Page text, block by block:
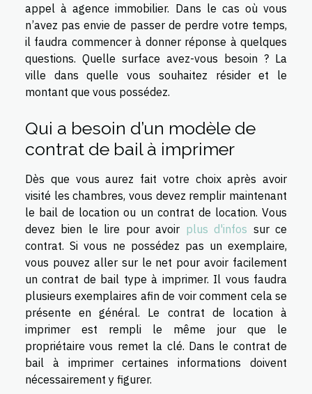
appel à agence immobilier. Dans le cas où vous
n’avez pas envie de passer de perdre votre temps,
il faudra commencer à donner réponse à quelques
questions. Quelle surface avez-vous besoin ? La
ville dans quelle vous souhaitez résider et le
montant que vous possédez.
Qui a besoin d’un modèle de
contrat de bail à imprimer
Dès que vous aurez fait votre choix après avoir
visité les chambres, vous devez remplir maintenant
le bail de location ou un contrat de location. Vous
devez bien le lire pour avoir plus d'infos sur ce
contrat. Si vous ne possédez pas un exemplaire,
vous pouvez aller sur le net pour avoir facilement
un contrat de bail type à imprimer. Il vous faudra
plusieurs exemplaires afin de voir comment cela se
présente en général. Le contrat de location à
imprimer est rempli le même jour que le
propriétaire vous remet la clé. Dans le contrat de
bail à imprimer certaines informations doivent
nécessairement y figurer.